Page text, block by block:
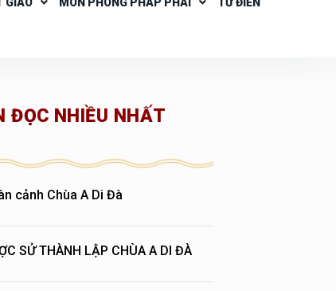
ĐỌC NHIỀU NHẤT
cảnh Chùa A Di Đà
SỬ THÀNH LẬP CHÙA A DI ĐÀ